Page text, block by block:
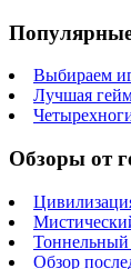
Выбираем
Лучшая
Обзоры от
Тоннельный
Обзор